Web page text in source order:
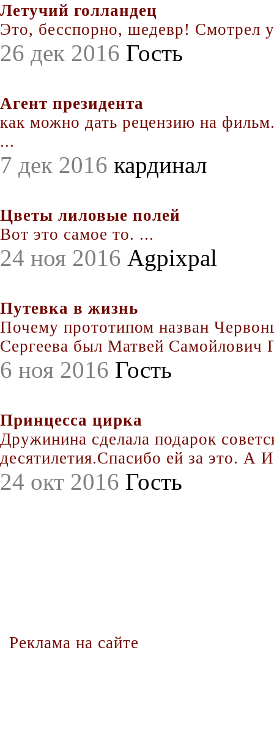
Летучий голландец
Это, бесспорно, шедевр! Смотрел
26 дек 2016 Гость
Агент президента
как можно дать рецензию на
...
7 дек 2016 кардинал
Цветы лиловые полей
Вот это самое то. ...
24 ноя 2016 Agpixpal
Путевка в жизнь
Почему прототипом назван
Сергеева был Матвей Самойлович
6 ноя 2016 Гость
Принцесса цирка
Дружинина сделала подарок
десятилетия.Спасибо ей за это. А
24 окт 2016 Гость
Реклама на сайте